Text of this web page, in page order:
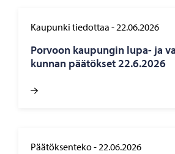
Kaupunki tiedottaa -22.06.2026
Por­voon kau­pun­gin lupa- ja
kun­nan pää­tök­set 22.6.2026
Päätöksenteko-22.06.2026